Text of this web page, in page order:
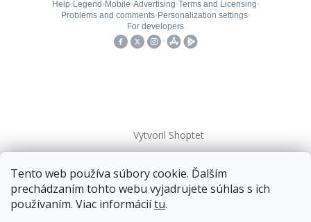
Tento web používa súbory cookie. Ďalším
prechádzaním tohto webu vyjadrujete súhlas s ich
používaním. Viac informáciítu.
Vytvoril Shoptet
Copyright 2026kovanieplus. Všetky práva vyhradené.